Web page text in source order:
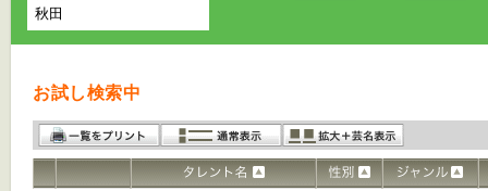
お試し検索中